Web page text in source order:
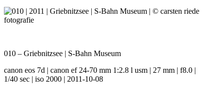
010 – Griebnitzsee | S-Bahn Museum
canon eos 7d | canon ef 24-70 mm 1:2.8 l usm | 27 mm | f8.0 |
1/40 sec | iso 2000 | 2011-10-08